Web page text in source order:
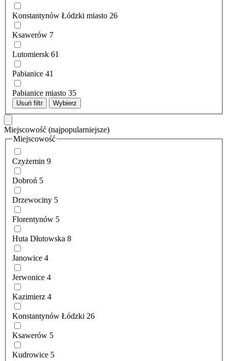
Konstantynów Łódzki miasto 26
Ksawerów 7
Lutomiersk 61
Pabianice 41
Pabianice miasto 35
Usuń filtr Wybierz
Miejscowość (najpopularniejsze)
Miejscowość
Czyżemin 9
Dobroń 5
Drzewociny 5
Florentynów 5
Huta Dłutowska 8
Janowice 4
Jerwonice 4
Kazimierz 4
Konstantynów Łódzki 26
Ksawerów 5
Kudrowice 5